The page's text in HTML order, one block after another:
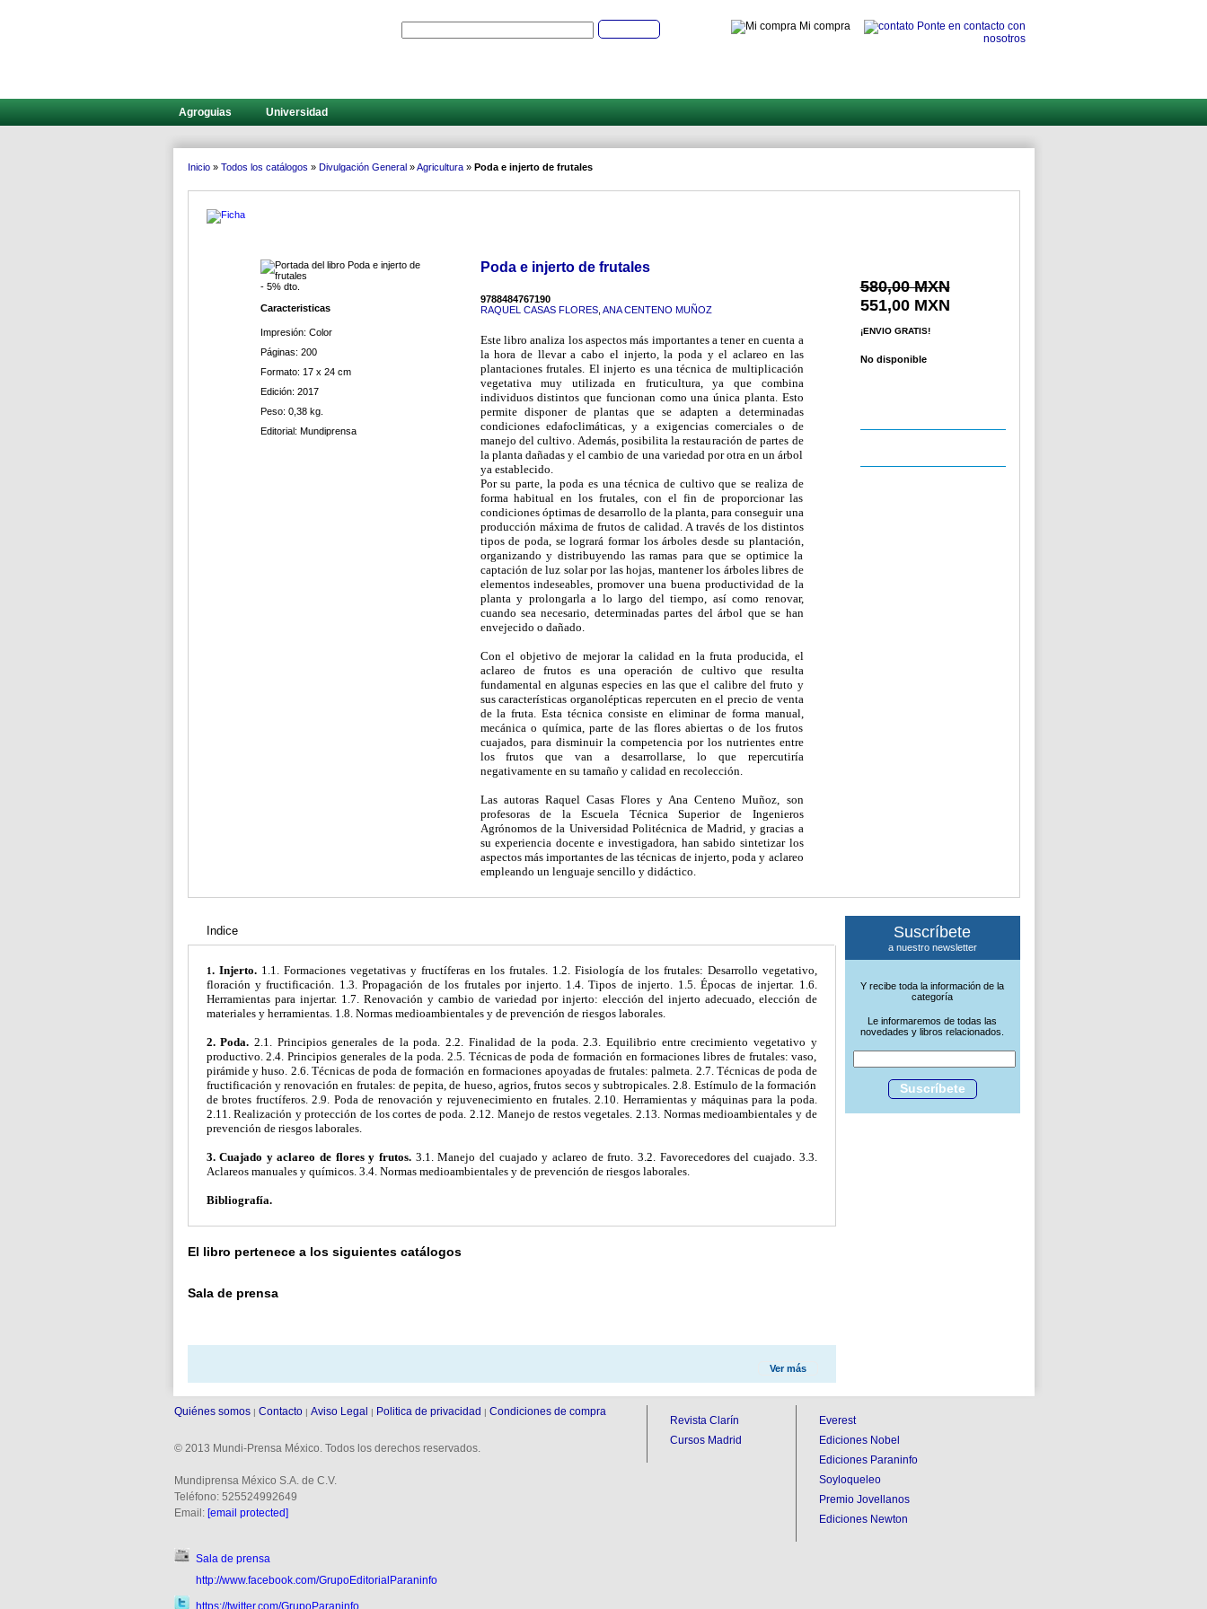
Mi compra
Ponte en contacto con
nosotros
Agroguias Universidad
Inicio» Todos los catálogos » Divulgación General»Agricultura» Poda e injerto de frutales
- 5% dto.
Caracteristicas
Impresión: Color
Páginas: 200
Formato: 17 x 24 cm
Edición: 2017
Peso: 0,38 kg.
Editorial: Mundiprensa
Poda e injerto de frutales
9788484767190
RAQUEL CASAS FLORES, ANA CENTENO MUÑOZ
Este libro analiza los aspectos más importantes a tener en cuenta a
la hora de llevar a cabo el injerto, la poda y el aclareo en las
plantaciones frutales. El injerto es una técnica de multiplicación
vegetativa muy utilizada en fruticultura, ya que combina
individuos distintos que funcionan como una única planta. Esto
permite disponer de plantas que se adapten a determinadas
condiciones edafoclimáticas, y a exigencias comerciales o de
manejo del cultivo. Además, posibilita la restauración de partes de
la planta dañadas y el cambio de una variedad por otra en un árbol
ya establecido.
Por su parte, la poda es una técnica de cultivo que se realiza de
forma habitual en los frutales, con el fin de proporcionar las
condiciones óptimas de desarrollo de la planta, para conseguir una
producción máxima de frutos de calidad. A través de los distintos
tipos de poda, se logrará formar los árboles desde su plantación,
organizando y distribuyendo las ramas para que se optimice la
captación de luz solar por las hojas, mantener los árboles libres de
elementos indeseables, promover una buena productividad de la
planta y prolongarla a lo largo del tiempo, así como renovar,
cuando sea necesario, determinadas partes del árbol que se han
envejecido o dañado.
Con el objetivo de mejorar la calidad en la fruta producida, el
aclareo de frutos es una operación de cultivo que resulta
fundamental en algunas especies en las que el calibre del fruto y
sus características organolépticas repercuten en el precio de venta
de la fruta. Esta técnica consiste en eliminar de forma manual,
mecánica o química, parte de las flores abiertas o de los frutos
cuajados, para disminuir la competencia por los nutrientes entre
los frutos que van a desarrollarse, lo que repercutiría
negativamente en su tamaño y calidad en recolección.
Las autoras Raquel Casas Flores y Ana Centeno Muñoz, son
profesoras de la Escuela Técnica Superior de Ingenieros
Agrónomos de la Universidad Politécnica de Madrid, y gracias a
su experiencia docente e investigadora, han sabido sintetizar los
aspectos más importantes de las técnicas de injerto, poda y aclareo
empleando un lenguaje sencillo y didáctico.
580,00 MXN
551,00 MXN
¡ENVIO GRATIS!
No disponible
Suscríbete
a nuestro newsletter
Y recibe toda la información de la
categoría
Le informaremos de todas las
novedades y libros relacionados.
Suscríbete
Indice
1 . Injerto. 1.1. Formaciones vegetativas y fructíferas en los frutales. 1.2. Fisiología de los frutales: Desarrollo vegetativo,
floración y fructificación. 1.3. Propagación de los frutales por injerto. 1.4. Tipos de injerto. 1.5. Épocas de injertar. 1.6.
Herramientas para injertar. 1.7. Renovación y cambio de variedad por injerto: elección del injerto adecuado, elección de
materiales y herramientas. 1.8. Normas medioambientales y de prevención de riesgos laborales.
2. Poda. 2.1. Principios generales de la poda. 2.2. Finalidad de la poda. 2.3. Equilibrio entre crecimiento vegetativo y
productivo. 2.4. Principios generales de la poda. 2.5. Técnicas de poda de formación en formaciones libres de frutales: vaso,
pirámide y huso. 2.6. Técnicas de poda de formación en formaciones apoyadas de frutales: palmeta. 2.7. Técnicas de poda de
fructificación y renovación en frutales: de pepita, de hueso, agrios, frutos secos y subtropicales. 2.8. Estímulo de la formación
de brotes fructíferos. 2.9. Poda de renovación y rejuvenecimiento en frutales. 2.10. Herramientas y máquinas para la poda.
2.11. Realización y protección de los cortes de poda. 2.12. Manejo de restos vegetales. 2.13. Normas medioambientales y de
prevención de riesgos laborales.
3. Cuajado y aclareo de flores y frutos. 3.1. Manejo del cuajado y aclareo de fruto. 3.2. Favorecedores del cuajado. 3.3.
Aclareos manuales y químicos. 3.4. Normas medioambientales y de prevención de riesgos laborales.
Bibliografía.
El libro pertenece a los siguientes catálogos
Sala de prensa
Ver más
Quiénes somos| Contacto| Aviso Legal | Politica de privacidad | Condiciones de compra
© 2013 Mundi-Prensa México. Todos los derechos reservados.
Mundiprensa México S.A. de C.V.
Teléfono: 525524992649
Email: [email protected]
Sala de prensa
http://www.facebook.com/GrupoEditorialParaninfo
https://twitter.com/GrupoParaninfo
Revista Clarín
Cursos Madrid
Everest
Ediciones Nobel
Ediciones Paraninfo
Soyloqueleo
Premio Jovellanos
Ediciones Newton